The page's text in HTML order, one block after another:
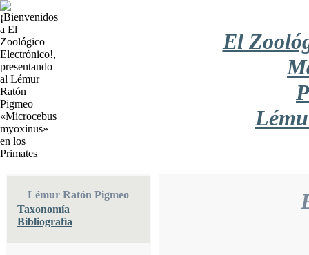
El
Lémur Ratón Pigmeo
Taxonomía
Bibliografía